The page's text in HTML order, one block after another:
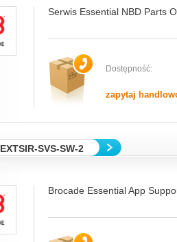
Serwis Essential NBD Parts
Dostępność:
zapytaj
EXTSIR-SVS-SW-2
Brocade Essential App